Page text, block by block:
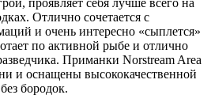
Отлично сочетается с
и очень интересно «сыплется»
по активной рыбе и отлично
Приманки Norstream Area
и оснащены высококачественной
бородок.